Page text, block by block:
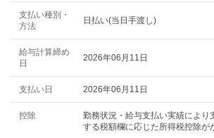
支払い種別・
方法
日払い(当日手渡し)
給与計算締め
日
2026年06月11日
支払い日 2026年06月11日
控除
勤務状況・給与支払い実績により
する税額欄に応じた所得税控除が